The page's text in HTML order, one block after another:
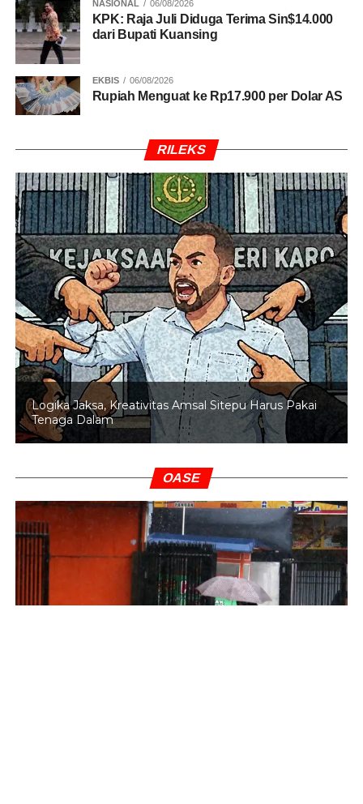
NASIONAL 06/08/2026
KPK: Raja Juli Diduga Terima Sin$14.000
dari Bupati Kuansing
EKBIS 06/08/2026
Rupiah Menguat ke Rp17.900 per Dolar AS
RILEKS
Logika Jaksa, Kreativitas Amsal Sitepu Harus Pakai
Tenaga Dalam
OASE